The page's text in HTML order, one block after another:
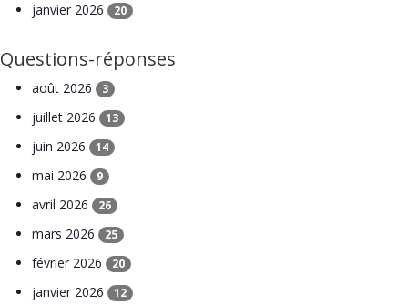
janvier 2026 20
Questions-réponses
août 2026 3
juillet 2026 13
juin 2026 14
mai 2026 9
avril 2026 26
mars 2026 25
février 2026 20
janvier 2026 12